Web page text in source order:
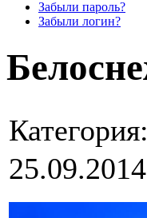
Забыли пароль?
Забыли логин?
Категория: